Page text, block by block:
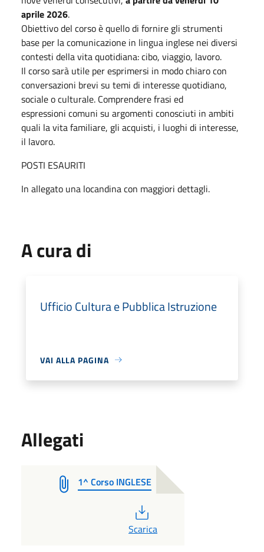
aprile 2026.
Obiettivo del corso è quello di fornire gli strumenti
base per la comunicazione in lingua inglese nei diversi
contesti della vita quotidiana: cibo, viaggio, lavoro.
Il corso sarà utile per esprimersi in modo chiaro con
conversazioni brevi su temi di interesse quotidiano,
sociale o culturale. Comprendere frasi ed
espressioni comuni su argomenti conosciuti in ambiti
quali la vita familiare, gli acquisti, i luoghi di interesse,
il lavoro.
POSTI ESAURITI
In allegato una locandina con maggiori dettagli.
A cura di
Ufficio Cultura e Pubblica Istruzione
VAI ALLA PAGINA
Allegati
1^ Corso INGLESE
Scarica